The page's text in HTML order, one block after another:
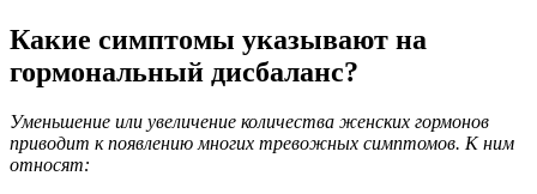
Какие симптомы указывают на
гормональный дисбаланс?
Уменьшение или увеличение количества женских гормонов
приводит к появлению многих тревожных симптомов. К ним
относят: